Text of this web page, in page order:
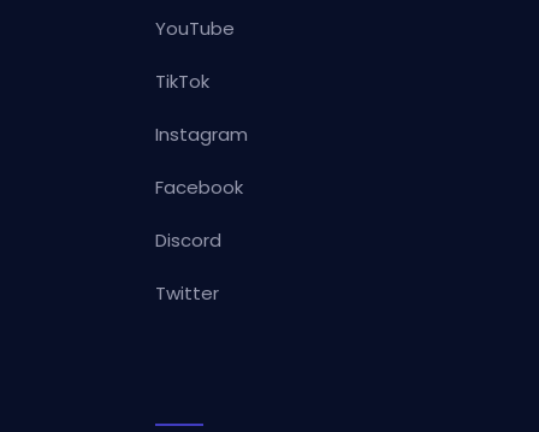
YouTube
TikTok
Instagram
Facebook
Discord
Twitter